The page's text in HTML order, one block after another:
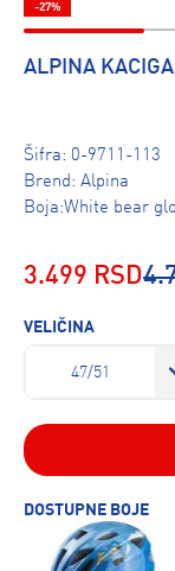
-27%
ALPINA
Šifra: 0-9711-113
Brend: Alpina
Boja:White bear
3.499 RSD
VELIČINA
47/51
DOSTUPNE BOJE